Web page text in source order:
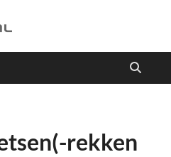
rekken